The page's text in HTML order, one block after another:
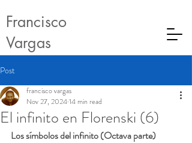
Francisco
Vargas
Post
El infinito en Florenski (6)
francisco vargas
Nov 27, 202414 min read
Los símbolos del infinito (Octava parte)